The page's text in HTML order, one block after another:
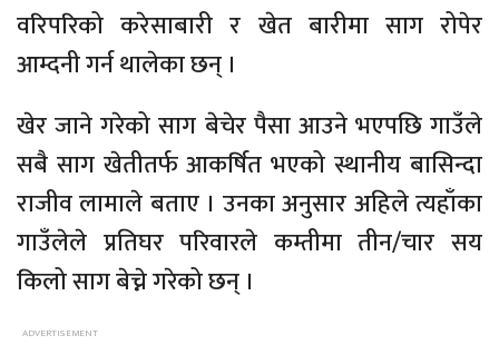
वरिपरिको करेसाबारी र खेत बारीमा साग रोपेर
आम्दनी गर्न थालेका छन् ।
खेर जाने गरेको साग बेचेर पैसा आउने भएपछि गाउँले
सबै साग खेतीतर्फ आकर्षित भएको स्थानीय बासिन्दा
राजीव लामाले बताए । उनका अनुसार अहिले त्यहाँका
गाउँलेले प्रतिघर परिवारले कम्तीमा तीन/चार सय
किलो साग बेच्ने गरेको छन् ।